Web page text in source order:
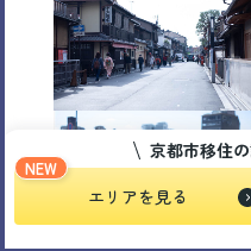
京都市移住
NEW
エリアを見る